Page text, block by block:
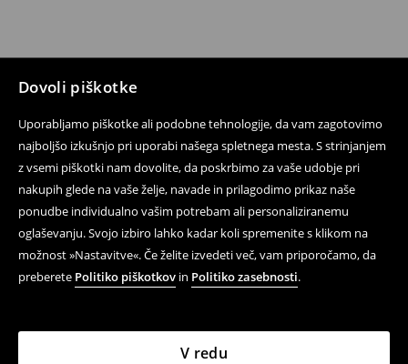
Dovoli piškotke
Uporabljamo piškotke ali podobne tehnologije, da vam zagotovimo
najboljšo izkušnjo pri uporabi našega spletnega mesta. S strinjanjem
z vsemi piškotki nam dovolite, da poskrbimo za vaše udobje pri
nakupih glede na vaše želje, navade in prilagodimo prikaz naše
ponudbe individualno vašim potrebam ali personaliziranemu
oglaševanju. Svojo izbiro lahko kadar koli spremenite s klikom na
možnost »Nastavitve«. Če želite izvedeti več, vam priporočamo, da
preberete Politiko piškotkov in Politiko zasebnosti.
V redu